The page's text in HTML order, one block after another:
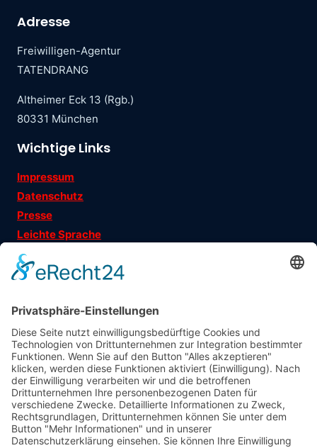
Adresse
Freiwilligen-Agentur
TATENDRANG
Altheimer Eck 13 (Rgb.)
80331 München
Wichtige Links
Impressum
Datenschutz
Presse
Leichte Sprache
Ehrenamtsgeschichten
Folgen Sie uns auf
Träger: Verein für Fraueninteressen e.V.
Förderung: Landeshauptstadt München, Sozialreferat
Abonniere jetzt
unseren Newsletter!